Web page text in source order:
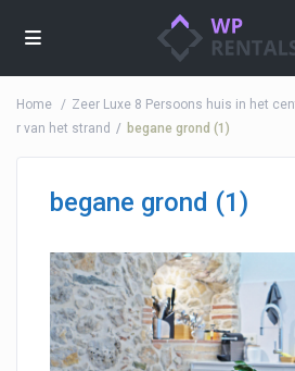
Home
Zeer Luxe 8 Persoons huis in het
r van het strand
begane grond (1)
begane grond (1)